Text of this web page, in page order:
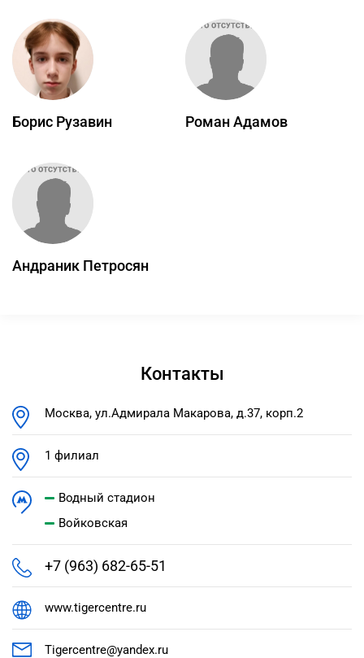
Борис Рузавин Роман Адамов
Андраник Петросян
Контакты
Москва, ул.Адмирала Макарова, д.37, корп.2
1 филиал
Водный стадион
Войковская
+7 (963) 682-65-51
www.tigercentre.ru
Tigercentre@yandex.ru